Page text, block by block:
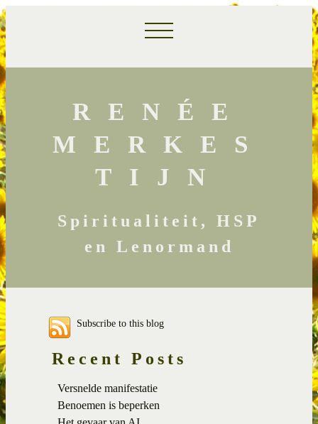
RENÉE
MERKES
TIJN
Spiritualiteit, HSP
en Lenormand
Subscribe to this blog
Recent Posts
Versnelde manifestatie
Benoemen is beperken